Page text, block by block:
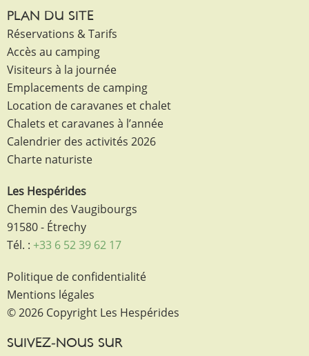
PLAN DU SITE
Réservations & Tarifs
Accès au camping
Visiteurs à la journée
Emplacements de camping
Location de caravanes et chalet
Chalets et caravanes à l’année
Calendrier des activités 2026
Charte naturiste
Les Hespérides
Chemin des Vaugibourgs
91580 - Étrechy
Tél. : +33 6 52 39 62 17
Politique de confidentialité
Mentions légales
© 2026 Copyright Les Hespérides
SUIVEZ-NOUS SUR